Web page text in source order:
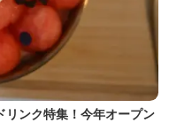
リンク特集！今年オープン